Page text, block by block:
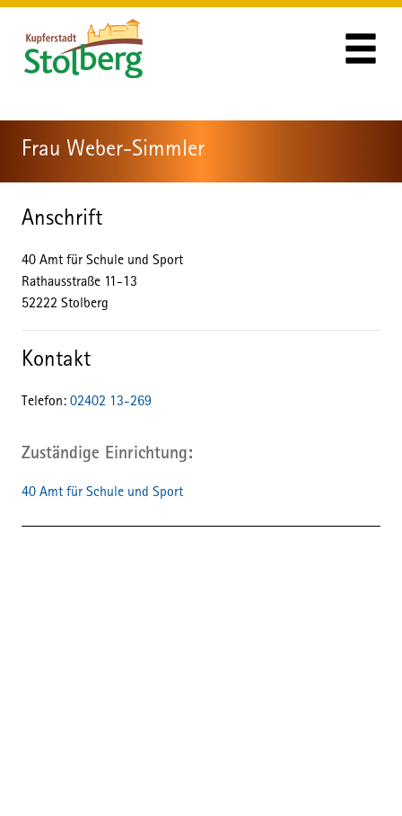
Zum Hauptinhalt springen
Zum Header
Zum Hauptinhalt
Zum Footer
Frau Weber-Simmler
Anschrift
40 Amt für Schule und Sport
Rathausstraße 11-13
52222 Stolberg
Kontakt
Telefon: 02402 13-269
Zuständige Einrichtung
40 Amt für Schule und Sport